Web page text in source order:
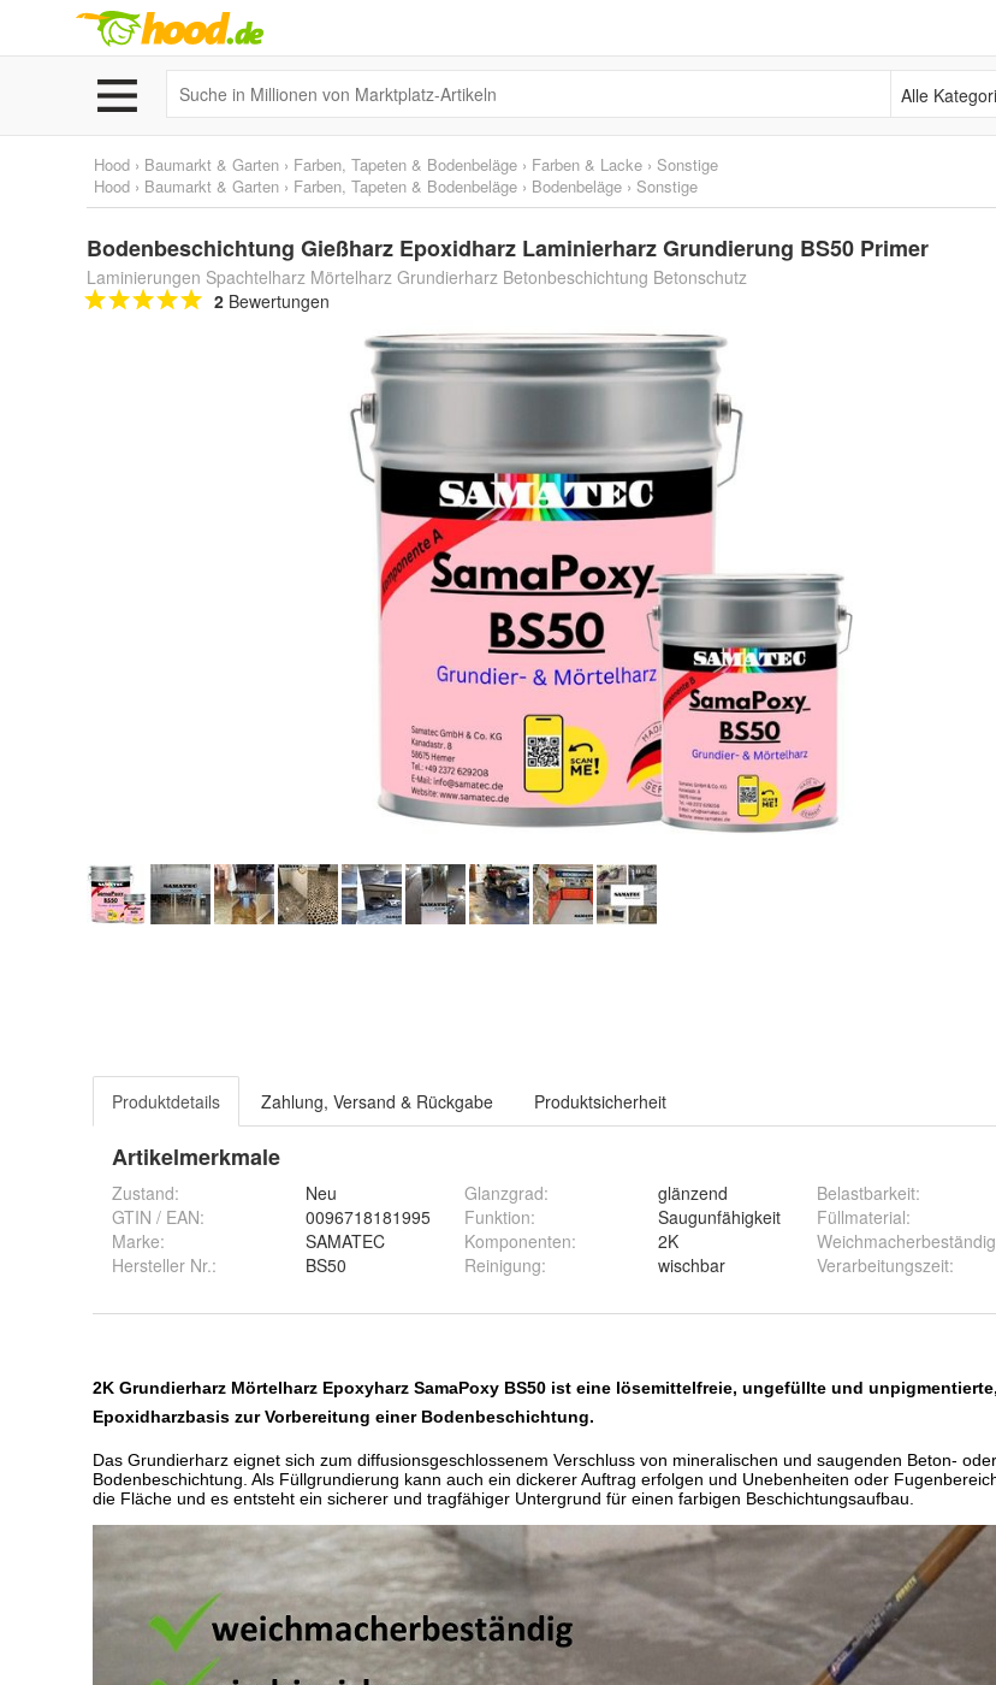
Alle Kategorien
Hood › Baumarkt & Garten › Farben, Tapeten & Bodenbeläge › Farben & Lacke › Sonstige
Hood › Baumarkt & Garten › Farben, Tapeten & Bodenbeläge › Bodenbeläge › Sonstige
Bodenbeschichtung Gießharz Epoxidharz Laminierharz Grundierung BS50 Primer
Laminierungen Spachtelharz Mörtelharz Grundierharz Betonbeschichtung Betonschutz
2 Bewertungen
Produktdetails Zahlung, Versand & Rückgabe Produktsicherheit
Artikelmerkmale
Zustand:
Neu
GTIN / EAN:
0096718181995
Marke:
SAMATEC
Hersteller Nr.:
BS50
Glanzgrad:
glänzend
Funktion:
Saugunfähigkeit
Komponenten:
2K
Reinigung: wischbar
Belastbarkeit:
Füllmaterial:
Weichmacherbeständig
Verarbeitungszeit: